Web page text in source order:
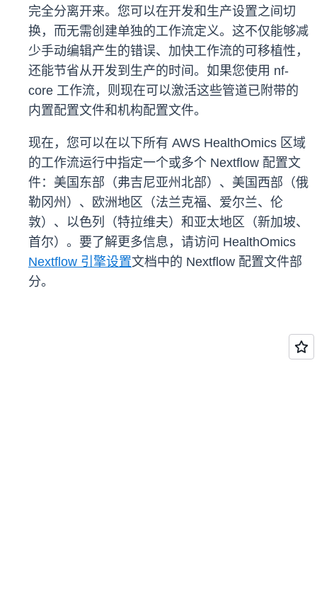
完全分离开来。您可以在开发和生产设置之间切
换，而无需创建单独的工作流定义。这不仅能够减
少手动编辑产生的错误、加快工作流的可移植性，
还能节省从开发到生产的时间。如果您使用 nf-
core 工作流，则现在可以激活这些管道已附带的
内置配置文件和机构配置文件。
现在，您可以在以下所有 AWS HealthOmics 区域
的工作流运行中指定一个或多个 Nextflow 配置文
件：美国东部（弗吉尼亚州北部）、美国西部（俄
勒冈州）、欧洲地区（法兰克福、爱尔兰、伦
敦）、以色列（特拉维夫）和亚太地区（新加坡、
首尔）。要了解更多信息，请访问 HealthOmics
Nextflow 引擎设置文档中的 Nextflow 配置文件部
分。